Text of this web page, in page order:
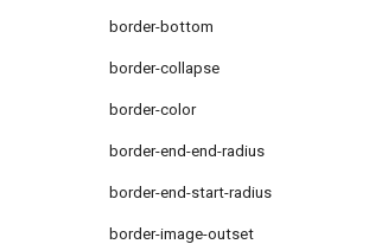
border-bottom
border-collapse
border-color
border-end-end-radius
border-end-start-radius
border-image-outset